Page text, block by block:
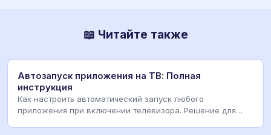
📖 Читайте также
Автозапуск приложения на ТВ: Полная
инструкция
Как настроить автоматический запуск любого
приложения при включении телевизора. Решение для